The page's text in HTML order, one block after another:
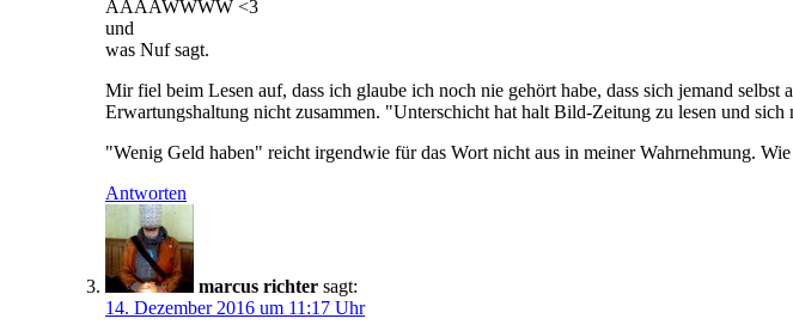
AAAAWWWW <3
und
was Nuf sagt.
Mir fiel beim Lesen auf, dass ich glaube ich noch nie gehört habe, dass sich jemand
Erwartungshaltung nicht zusammen. "Unterschicht hat halt Bild-Zeitung zu lesen und sich
"Wenig Geld haben" reicht irgendwie für das Wort nicht aus in meiner Wahrnehmung. Wie
Antworten
marcus richter sagt:
14. Dezember 2016 um 11:17 Uhr